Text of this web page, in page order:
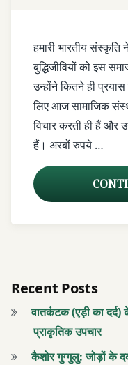
वाला
आयुर्वेदिक
टीकाकरण
आयुर्वेदिक
सोने की
बूंदें
इम्युनिटी
में सुधार
घी
शहद
हमारी भारतीय संस्कृति
बुद्धिजीवियों को इस
उन्होंने कितने ही
लिए आज सामाजिक
विचार करती ही हैं और
हैं। अरबों रुपये …
आयुर्वेदिक
टीकाकरण
आयुर्वेदिक
सोने की
बूंदें
इम्युनिटी
में सुधार
और
शहद
टीकाकरण
Recent Posts
वातकंटक (एड़ी का दर्द)
प्राकृतिक उपचार
कैशोर गुग्गुलु: जोड़ों के